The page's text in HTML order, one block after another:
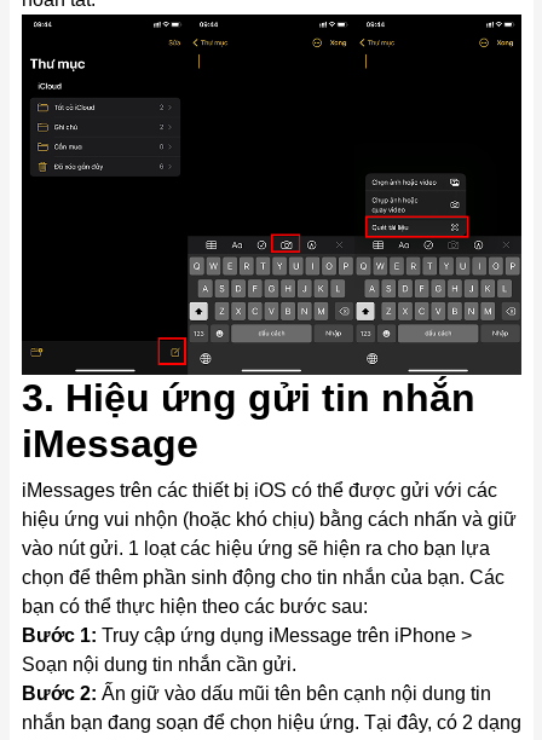
3. Hiệu ứng gửi tin nhắn
iMessage
iMessages trên các thiết bị iOS có thể được gửi với các
hiệu ứng vui nhộn (hoặc khó chịu) bằng cách nhấn và giữ
vào nút gửi. 1 loạt các hiệu ứng sẽ hiện ra cho bạn lựa
chọn để thêm phần sinh động cho tin nhắn của bạn. Các
bạn có thể thực hiện theo các bước sau:
Bước 1: Truy cập ứng dụng iMessage trên iPhone >
Soạn nội dung tin nhắn cần gửi.
Bước 2: Ấn giữ vào dấu mũi tên bên cạnh nội dung tin
nhắn bạn đang soạn để chọn hiệu ứng. Tại đây, có 2 dạng